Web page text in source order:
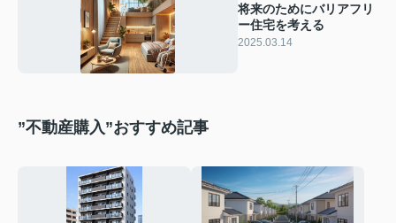
将来のためにバリアフリ
ー住宅を考える
2025.03.14
”不動産購入”おすすめ記事